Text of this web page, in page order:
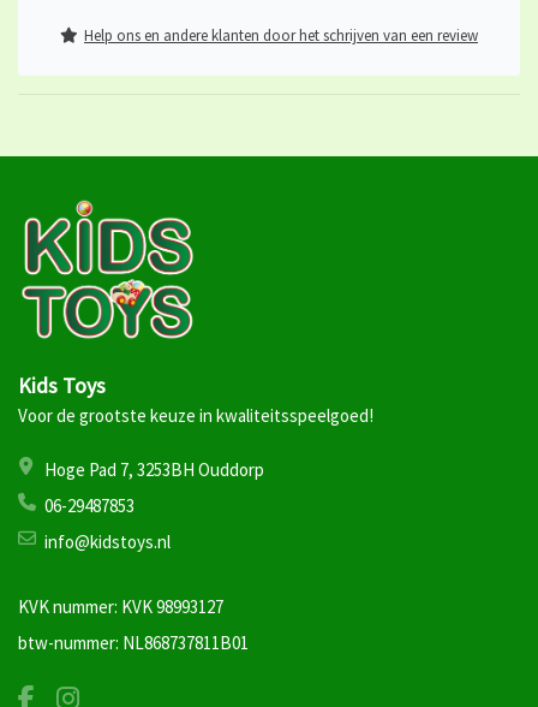
Help ons en andere klanten door het schrijven van een review
Kids Toys
Voor de grootste keuze in kwaliteitsspeelgoed!
Hoge Pad 7, 3253BH Ouddorp
06-29487853
info@kidstoys.nl
KVK nummer: KVK 98993127
btw-nummer: NL868737811B01